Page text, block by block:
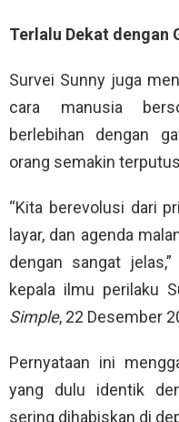
Terlalu Dekat dengan
Survei Sunny juga
cara manusia
berlebihan dengan
orang semakin
“Kita berevolusi dari
layar, dan agenda
dengan sangat
kepala ilmu perilaku
Simple, 22 Desember
Pernyataan ini
yang dulu identik
sering dihabiskan di